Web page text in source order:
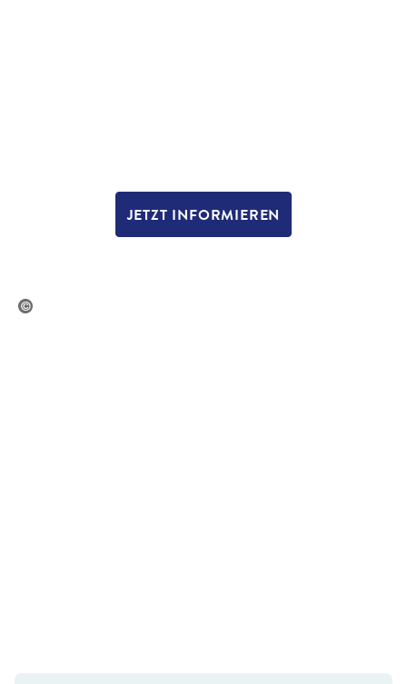
JETZT INFORMIEREN
Paul Bradbury - gty